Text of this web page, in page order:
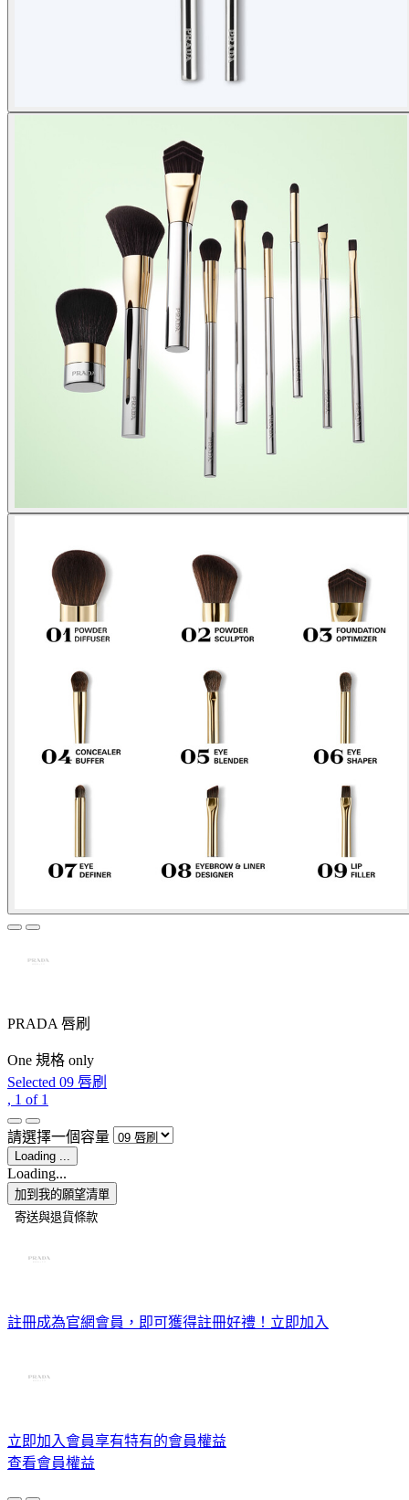
PRADA 唇刷
One 規格 only
Selected 09 唇刷
, 1 of 1
請選擇一個容量
Loading ...
Loading...
加到我的願望清單
註冊成為官網會員，即可獲得註冊好禮！ 立即加入
立即加入會員享有特有的會員權益
查看會員權益